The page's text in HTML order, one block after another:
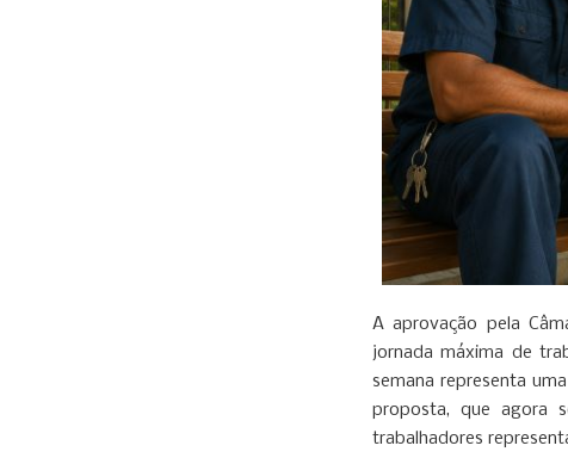
A aprovação pela
jornada máxima de
semana representa
proposta, que agora
trabalhadores